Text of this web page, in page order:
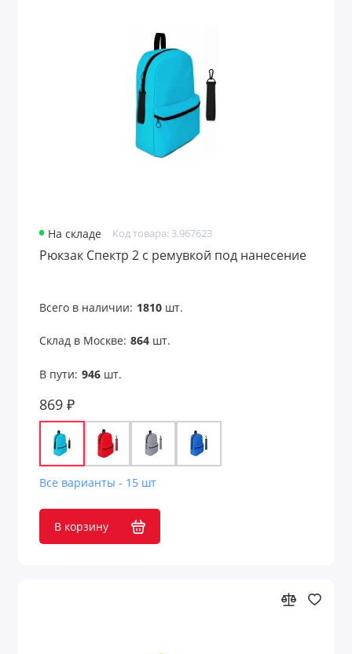
На складе Код товара: 3.967623
Рюкзак Спектр 2 с ремувкой под нанесение
Всего в наличии: 1810шт.
Склад в Москве: 864шт.
В пути: 946шт.
869 ₽
Все варианты - 15 шт
В корзину